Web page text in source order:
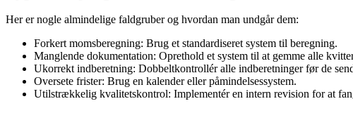
Her er nogle almindelige faldgruber og hvordan man undgår dem:
Forkert momsberegning: Brug et standardiseret system til beregning.
Manglende dokumentation: Oprethold et system til at gemme alle
Ukorrekt indberetning: Dobbeltkontrollér alle indberetninger før de
Oversete frister: Brug en kalender eller påmindelsessystem.
Utilstrækkelig kvalitetskontrol: Implementér en intern revision for at